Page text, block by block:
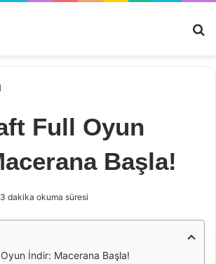
Full Oyun
Başla!
3 dakika okuma süresi
İndir: Macerana Başla!